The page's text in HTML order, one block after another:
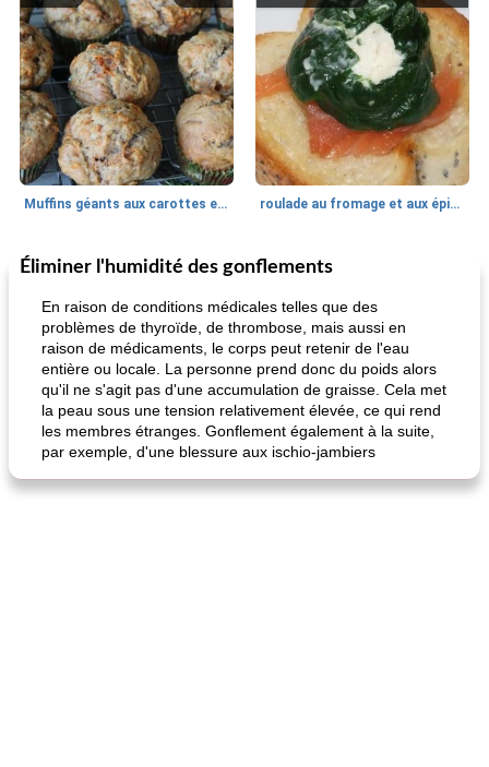
Muffins géants aux carottes et à la banane de Nif roulade au fromage et aux épinards
30min
Marques de confiance: recettes et
fiesta tostadas
Viande et volaille
le méga's jopp joes
Éliminer l'humidité des gonflements
En raison de conditions médicales telles que des
problèmes de thyroïde, de thrombose, mais aussi en
raison de médicaments, le corps peut retenir de l'eau
entière ou locale. La personne prend donc du poids alors
qu'il ne s'agit pas d'une accumulation de graisse. Cela met
la peau sous une tension relativement élevée, ce qui rend
les membres étranges. Gonflement également à la suite,
par exemple, d'une blessure aux ischio-jambiers